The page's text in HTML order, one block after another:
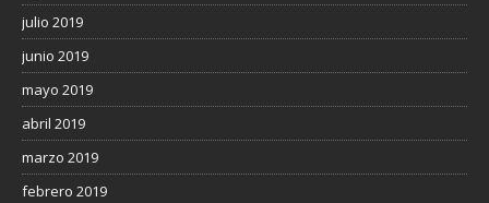
julio 2019
junio 2019
mayo 2019
abril 2019
marzo 2019
febrero 2019